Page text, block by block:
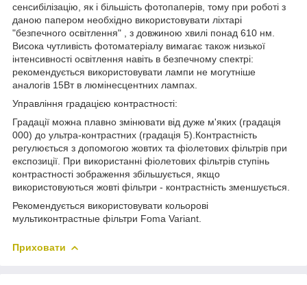
сенсибілізацію, як і більшість фотопаперів, тому при роботі з
даною папером необхідно використовувати ліхтарі
"безпечного освітлення" , з довжиною хвилі понад 610 нм.
Висока чутливість фотоматеріалу вимагає також низької
інтенсивності освітлення навіть в безпечному спектрі:
рекомендується використовувати лампи не могутніше
аналогів 15Вт в люмінесцентних лампах.
Управління градацією контрастності:
Градації можна плавно змінювати від дуже м'яких (градація
000) до ультра-контрастних (градація 5).Контрастність
регулюється з допомогою жовтих та фіолетових фільтрів при
експозиції. При використанні фіолетових фільтрів ступінь
контрастності зображення збільшується, якщо
використовуються жовті фільтри - контрастність зменшується.
Рекомендується використовувати кольорові
мультиконтрастные фільтри Foma Variant.
Приховати